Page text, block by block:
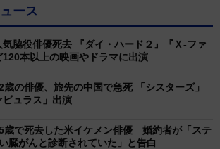
ース
気脇役俳優死去 『ダイ・ハード２』『Ｘ-ファ
120本以上の映画やドラマに出演
歳の俳優、旅先の中国で急死 「シスターズ」
ビュラス」出演
歳で死去した米イケメン俳優 婚約者が「ステ
臓がんと診断されていた」と告白